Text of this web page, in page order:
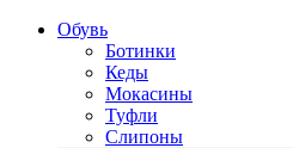
Обувь
Ботинки
Кеды
Мокасины
Туфли
Слипоны